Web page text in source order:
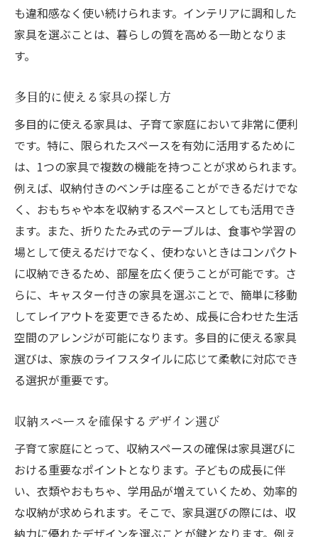
も違和感なく使い続けられます。インテリアに調和した
家具を選ぶことは、暮らしの質を高める一助となりま
す。
多目的に使える家具の探し方
多目的に使える家具は、子育て家庭において非常に便利
です。特に、限られたスペースを有効に活用するために
は、1つの家具で複数の機能を持つことが求められます。
例えば、収納付きのベンチは座ることができるだけでな
く、おもちゃや本を収納するスペースとしても活用でき
ます。また、折りたたみ式のテーブルは、食事や学習の
場として使えるだけでなく、使わないときはコンパクト
に収納できるため、部屋を広く使うことが可能です。さ
らに、キャスター付きの家具を選ぶことで、簡単に移動
してレイアウトを変更できるため、成長に合わせた生活
空間のアレンジが可能になります。多目的に使える家具
選びは、家族のライフスタイルに応じて柔軟に対応でき
る選択が重要です。
収納スペースを確保するデザイン選び
子育て家庭にとって、収納スペースの確保は家具選びに
おける重要なポイントとなります。子どもの成長に伴
い、衣類やおもちゃ、学用品が増えていくため、効率的
な収納が求められます。そこで、家具選びの際には、収
納力に優れたデザインを選ぶことが鍵となります。例え